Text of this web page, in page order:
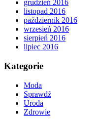
grudzień 2016
listopad 2016
październik 2016
wrzesień 2016
sierpień 2016
lipiec 2016
Kategorie
Moda
Sprawdź
Uroda
Zdrowie